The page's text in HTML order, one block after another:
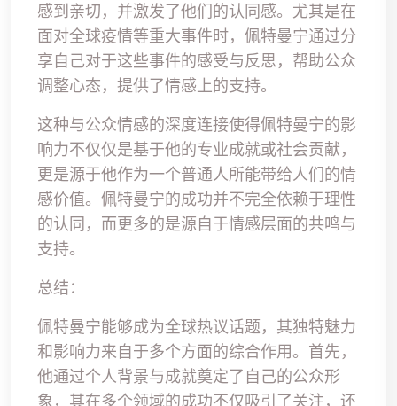
感到亲切，并激发了他们的认同感。尤其是在
面对全球疫情等重大事件时，佩特曼宁通过分
享自己对于这些事件的感受与反思，帮助公众
调整心态，提供了情感上的支持。
这种与公众情感的深度连接使得佩特曼宁的影
响力不仅仅是基于他的专业成就或社会贡献，
更是源于他作为一个普通人所能带给人们的情
感价值。佩特曼宁的成功并不完全依赖于理性
的认同，而更多的是源自于情感层面的共鸣与
支持。
总结：
佩特曼宁能够成为全球热议话题，其独特魅力
和影响力来自于多个方面的综合作用。首先，
他通过个人背景与成就奠定了自己的公众形
象，其在多个领域的成功不仅吸引了关注，还